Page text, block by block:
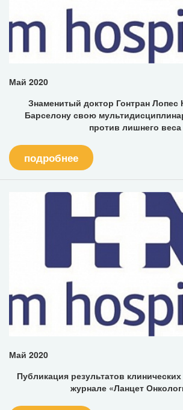
Май 2020
Знаменитый доктор Гонтран Лопес
Барселону свою
против лишнего веса
подробнее
Май 2020
Публикация результатов
журнале «Ланцет